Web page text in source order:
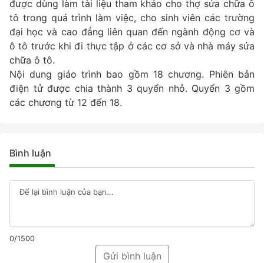
được dùng làm tài liệu tham khảo cho thợ sửa chữa ô
tô trong quá trình làm việc, cho sinh viên các trường
đại học và cao đẳng liên quan đến ngành động cơ và
ô tô trước khi đi thực tập ở các cơ sở và nhà máy sửa
chữa ô tô.
Nội dung giáo trình bao gồm 18 chương. Phiên bản
điện tử được chia thành 3 quyển nhỏ. Quyển 3 gồm
các chương từ 12 đến 18.
Bình luận
0/1500
Gửi bình luận